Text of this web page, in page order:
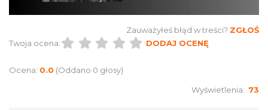
Myslovitz - Sentymentalny powrót do lat
Katowice
Zauważyłeś błąd w treści? ZGŁOŚ
Twoja ocena:
DODAJ OCENĘ
Ocena: 0.0 (Oddano 0 głosy)
Wyświetlenia: 73